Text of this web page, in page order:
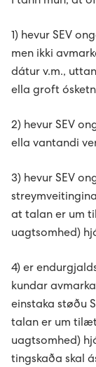
1) hevur SEV
men ikki
dátur v.m.,
ella groft
2) hevur SEV
ella vantandi
3) hevur SEV
at talan er um
uagtsomhed)
4) er
kundar
einstaka støðu
talan er um
uagtsomhed)
tingskaða skal